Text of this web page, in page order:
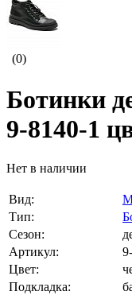
(0)
Ботинки
9-8140-1
Нет в наличии
Вид:
Тип:
Сезон:
Артикул:
Цвет:
Подкладка: